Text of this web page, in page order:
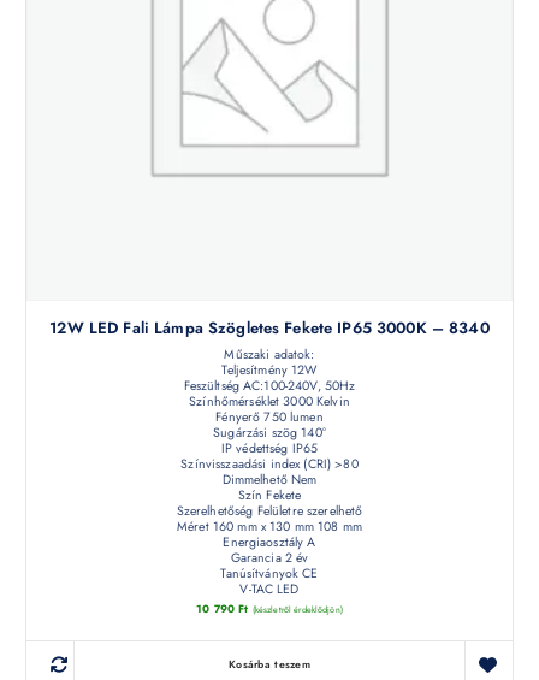
12W LED Fali Lámpa Szögletes Fekete IP65 3000K – 8340
Műszaki adatok:
Teljesítmény 12W
Feszültség AC:100-240V, 50Hz
Színhőmérséklet 3000 Kelvin
Fényerő 750 lumen
Sugárzási szög 140°
IP védettség IP65
Színvisszaadási index (CRI) >80
Dimmelhető Nem
Szín Fekete
Szerelhetőség Felületre szerelhető
Méret 160 mm x 130 mm 108 mm
Energiaosztály A
Garancia 2 év
Tanúsítványok CE
V-TAC LED
10 790Ft (készletről érdeklődjön)
Kosárba teszem